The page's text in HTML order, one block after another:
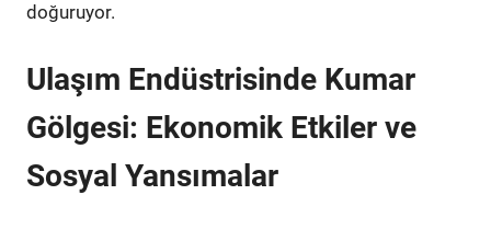
doğuruyor.
Ulaşım Endüstrisinde Kumar
Gölgesi: Ekonomik Etkiler ve
Sosyal Yansımalar